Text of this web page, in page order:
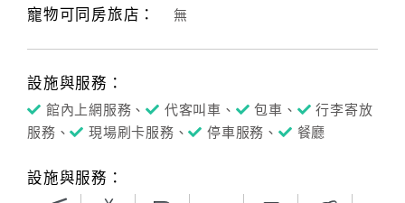
寵物可同房旅店： 無
設施與服務：
館內上網服務、 代客叫車、 包車、
行李寄放
服務、
現場刷卡服務、 停車服務、 餐廳
設施與服務：